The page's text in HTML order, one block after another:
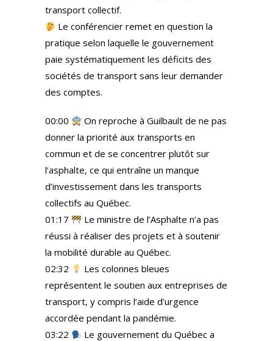
transport collectif.
Le conférencier remet en question la
pratique selon laquelle le gouvernement
paie systématiquement les déficits des
sociétés de transport sans leur demander
des comptes.
00:00
On reproche à Guilbault de ne pas
donner la priorité aux transports en
commun et de se concentrer plutôt sur
l’asphalte, ce qui entraîne un manque
d’investissement dans les transports
collectifs au Québec.
01:17
Le ministre de l’Asphalte n’a pas
réussi à réaliser des projets et à soutenir
la mobilité durable au Québec.
02:32
Les colonnes bleues
représentent le soutien aux entreprises de
transport, y compris l’aide d’urgence
accordée pendant la pandémie.
03:22
Le gouvernement du Québec a